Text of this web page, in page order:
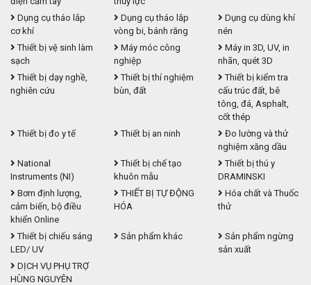
Dụng cụ tháo lắp
cơ khí
Dụng cụ tháo lắp
vòng bi, bánh răng
Dụng cụ dùng khí
nén
Thiết bị vệ sinh làm
sạch
Máy móc công
nghiệp
Máy in 3D, UV, in
nhãn, quét 3D
Thiết bị dạy nghề,
nghiên cứu
Thiết bị thí nghiệm
bùn, đất
Thiết bị kiểm tra
cấu trúc đất, bê
tông, đá, Asphalt,
cốt thép
Thiết bị đo y tế
Thiết bị an ninh
Đo lường và thử
nghiệm xăng dầu
National
Instruments (NI)
Thiết bị chế tạo
khuôn mẫu
Thiết bị thú y
DRAMINSKI
Bơm định lượng,
cảm biến, bộ điều
khiển Online
THIẾT BỊ TỰ ĐỘNG
HÓA
Hóa chất và Thuốc
thử
Thiết bị chiếu sáng
LED/ UV
Sản phẩm khác
Sản phẩm ngừng
sản xuất
DỊCH VỤ PHỤ TRỢ
HÙNG NGUYÊN